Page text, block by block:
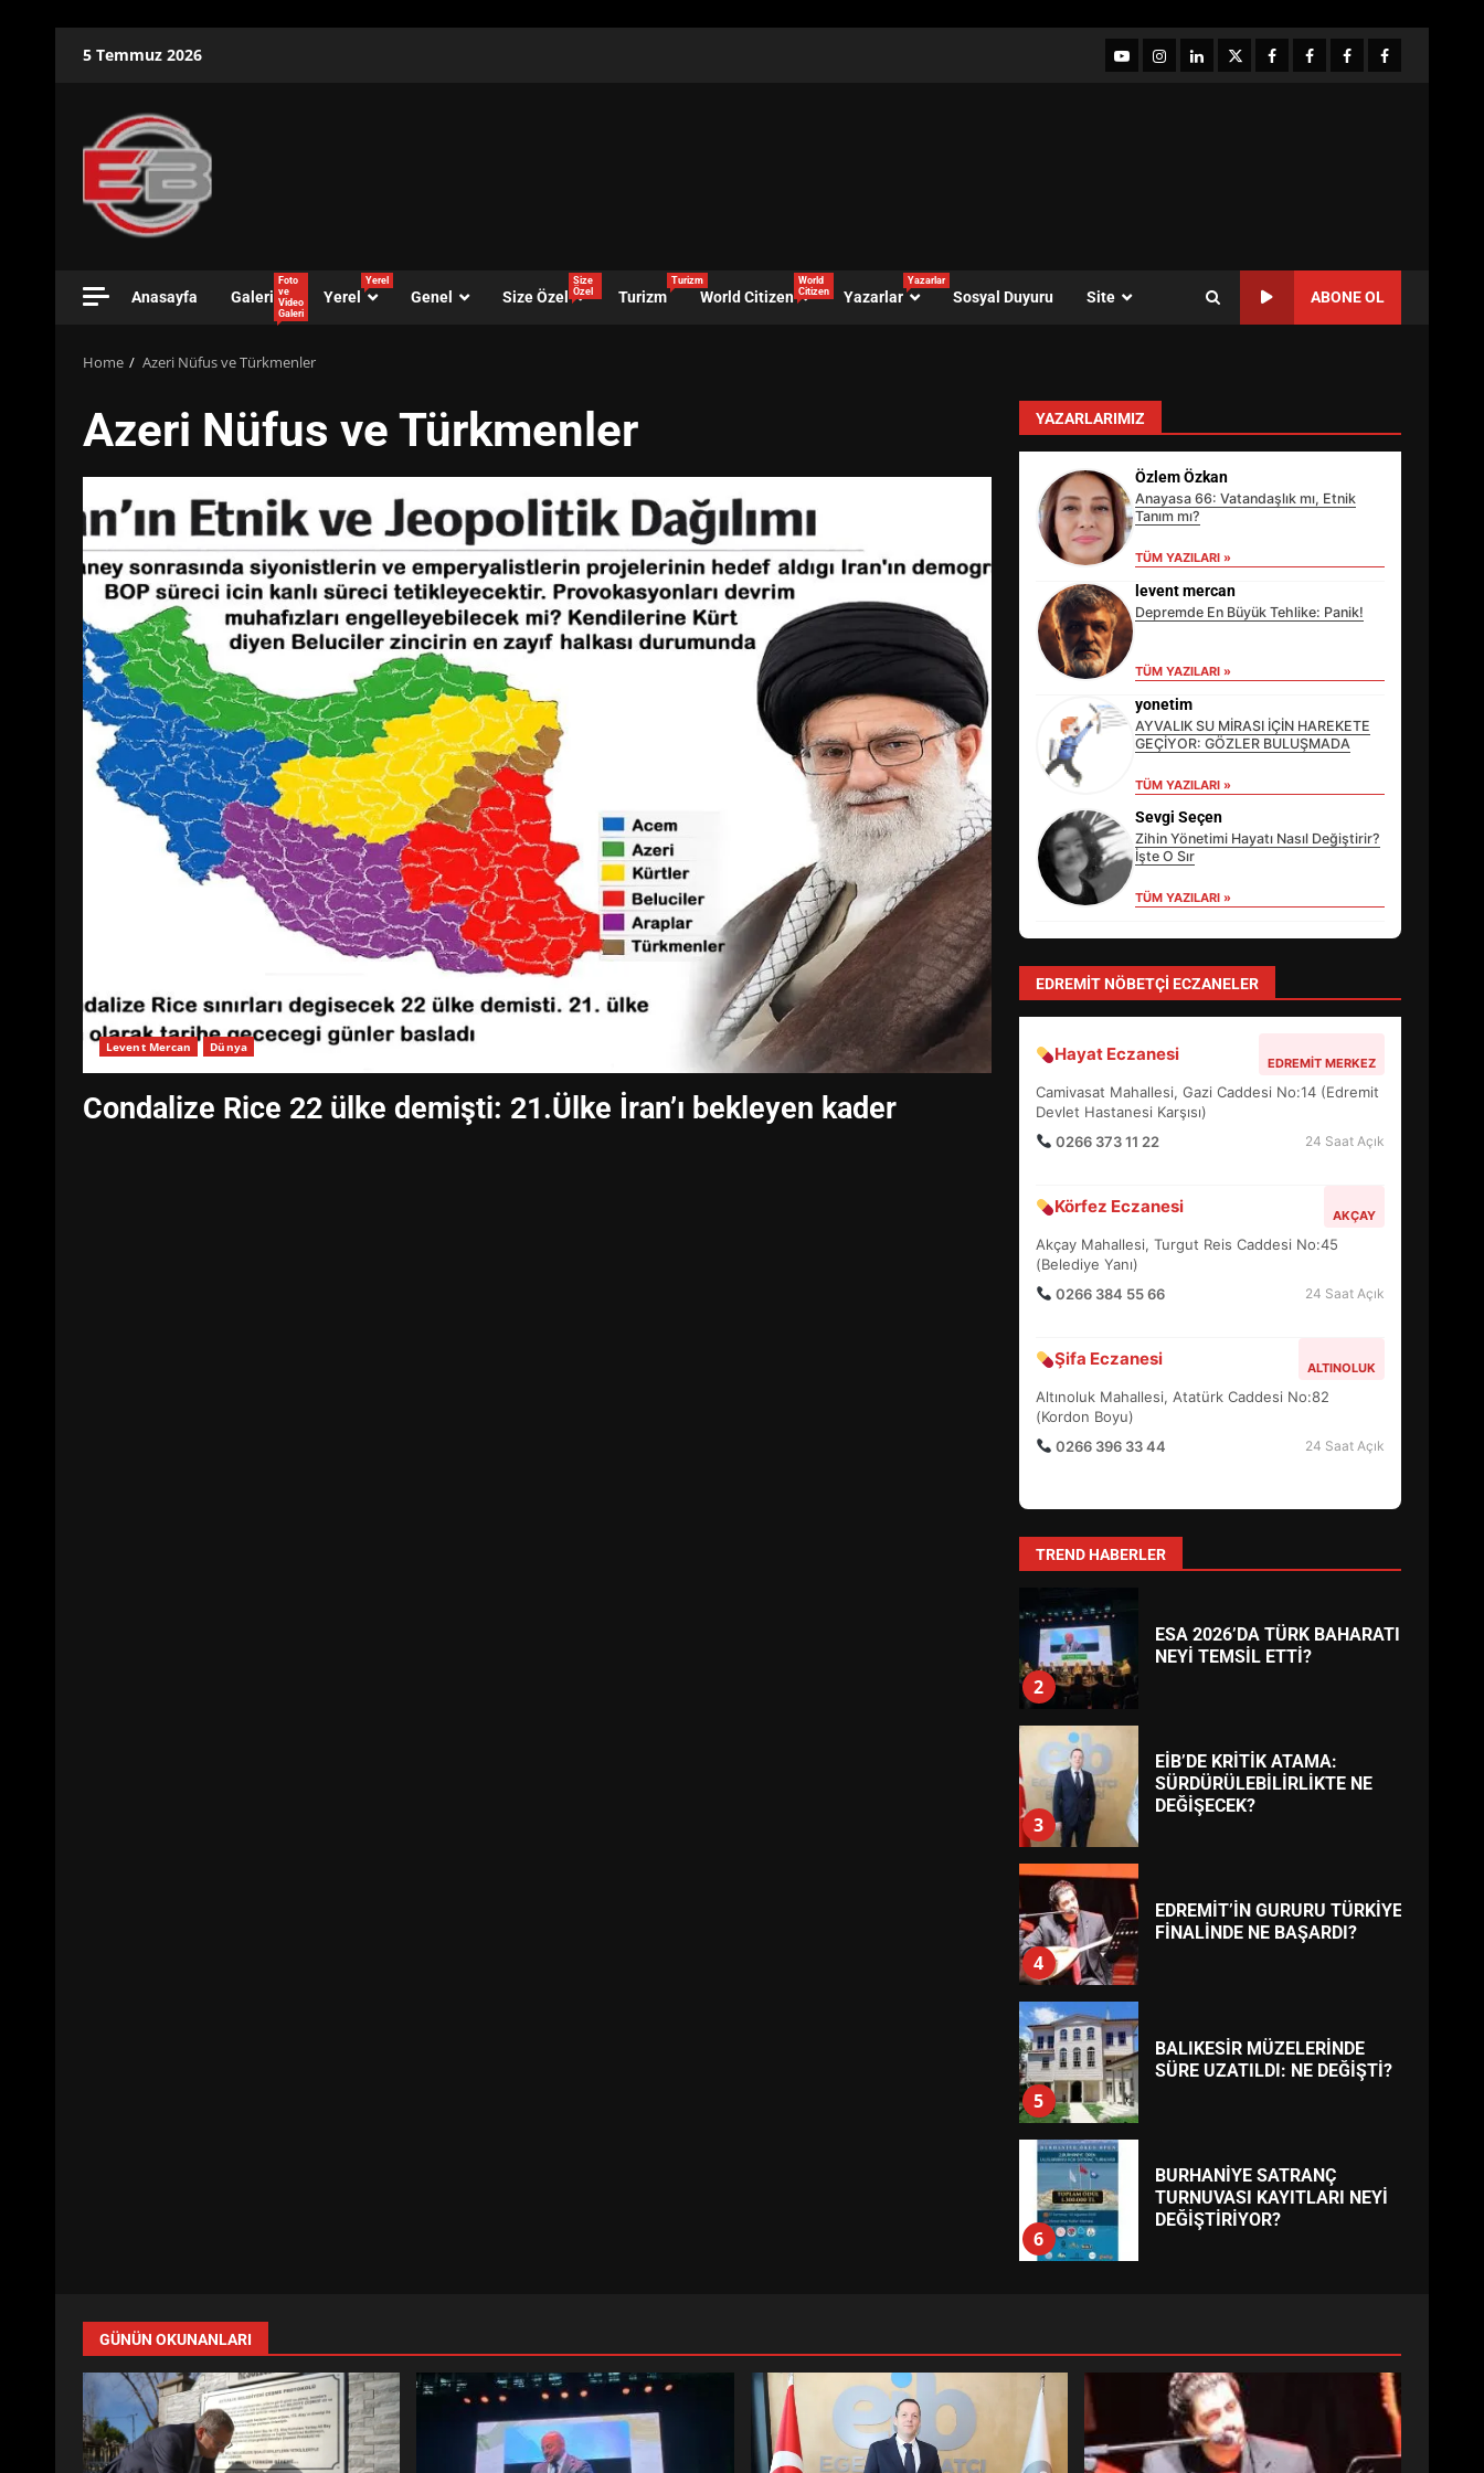
5 Temmuz 2026 YouTubeInstagram
LinkedIntwitterfacebook-Facebook-
Facebook-Facebook-
Anasayfa Galeri
Foto
ve
Video
Galeri
Yerel
Yerel
Genel Size Özel
Size
Özel
Turizm
Turizm
World Citizen
World
Citizen
Yazarlar
Yazarlar
Sosyal Duyuru Site ABONE OL
Home Azeri Nüfus ve Türkmenler
Azeri Nüfus ve Türkmenler
Levent Mercan Dünya
Condalize Rice 22 ülke demişti: 21.Ülke İran’ı bekleyen kader
YAZARLARIMIZ
Özlem Özkan
Anayasa 66: Vatandaşlık mı, Etnik
Tanım mı?
TÜM YAZILARI »
levent mercan
Depremde En Büyük Tehlike: Panik!
TÜM YAZILARI »
yonetim
AYVALIK SU MİRASI İÇİN HAREKETE
GEÇİYOR: GÖZLER BULUŞMADA
TÜM YAZILARI »
Sevgi Seçen
Zihin Yönetimi Hayatı Nasıl Değiştirir?
İşte O Sır
TÜM YAZILARI »
EDREMIT NÖBETÇI ECZANELER
Hayat Eczanesi EDREMIT MERKEZ
Camivasat Mahallesi, Gazi Caddesi No:14 (Edremit
Devlet Hastanesi Karşısı)
0266 373 11 22
24 Saat Açık
Körfez Eczanesi AKÇAY
Akçay Mahallesi, Turgut Reis Caddesi No:45
(Belediye Yanı)
0266 384 55 66
24 Saat Açık
Şifa Eczanesi ALTINOLUK
Altınoluk Mahallesi, Atatürk Caddesi No:82
(Kordon Boyu)
0266 396 33 44
24 Saat Açık
TREND HABERLER
3
EİB’DE KRİTİK ATAMA:
SÜRDÜRÜLEBİLİRLİKTE NE
DEĞİŞECEK?
4
EDREMİT’İN GURURU TÜRKİYE
FİNALİNDE NE BAŞARDI?
5
BALIKESİR MÜZELERİNDE
SÜRE UZATILDI: NE DEĞİŞTİ?
6
BURHANİYE SATRANÇ
DEĞİŞTİRİYOR?
7
BURHANİYE
BELEDİYESPOR’DA YENİ
YÖNETİM NASIL ŞEKİLLENDİ?
1
HAREKETE GEÇİYOR: GÖZLER
2
ESA 2026’DA TÜRK BAHARATI
NEYİ TEMSİL ETTİ?
3
EİB’DE KRİTİK ATAMA:
SÜRDÜRÜLEBİLİRLİKTE NE
DEĞİŞECEK?
4
EDREMİT’İN GURURU TÜRKİYE
FİNALİNDE NE BAŞARDI?
5
BALIKESİR MÜZELERİNDE
SÜRE UZATILDI: NE DEĞİŞTİ?
6
BURHANİYE SATRANÇ
TURNUVASI KAYITLARI NEYİ
DEĞİŞTİRİYOR?
7
YÖNETİM NASIL ŞEKİLLENDİ?
AYVALIK SU MİRASI İÇİN
GÜNÜN OKUNANLARI